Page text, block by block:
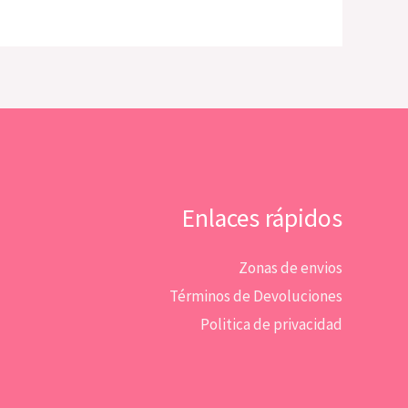
Enlaces rápidos
Zonas de envios
Términos de Devoluciones
Politica de privacidad